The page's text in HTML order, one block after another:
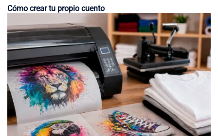
Cómo crear tu propio cuento